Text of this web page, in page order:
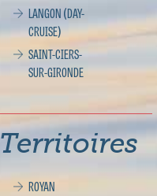
LANGON (DAY-
CRUISE)
SAINT-CIERS-
SUR-GIRONDE
Territoires
ROYAN